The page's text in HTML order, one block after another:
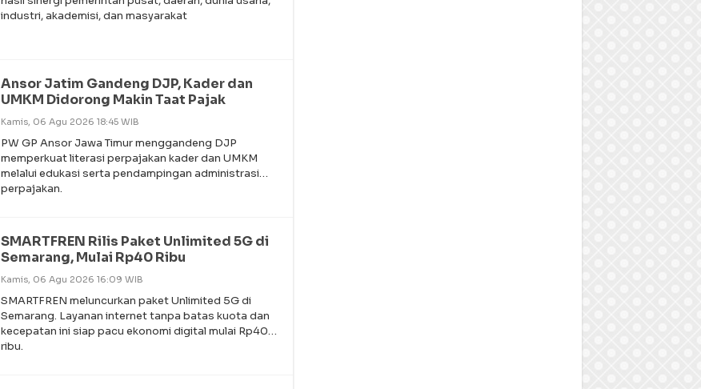
industri, akademisi, dan masyarakat
Ansor Jatim Gandeng DJP, Kader dan
UMKM Didorong Makin Taat Pajak
Kamis, 06 Agu 2026 18:45 WIB
PW GP Ansor Jawa Timur menggandeng DJP
memperkuat literasi perpajakan kader dan UMKM
melalui edukasi serta pendampingan administrasi
perpajakan.
SMARTFREN Rilis Paket Unlimited 5G di
Semarang, Mulai Rp40 Ribu
Kamis, 06 Agu 2026 16:09 WIB
SMARTFREN meluncurkan paket Unlimited 5G di
Semarang. Layanan internet tanpa batas kuota dan
kecepatan ini siap pacu ekonomi digital mulai Rp40
ribu.